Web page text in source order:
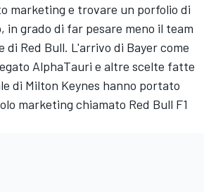
marketing e trovare un porfolio di
in grado di far pesare meno il team
di Red Bull. L'arrivo di Bayer come
AlphaTauri e altre scelte fatte
di Milton Keynes hanno portato
marketing chiamato Red Bull F1